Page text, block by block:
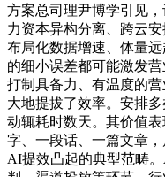
方案总司理尹博学引见
力资本异构分离、跨云
布局化数据增速、体量
的细小误差都可能激发
打制具备力、有温度的
大地提拔了效率。安排
动辄耗时数天。其价值
字、一段话、一篇文章
AI提效凸起的典型范畴